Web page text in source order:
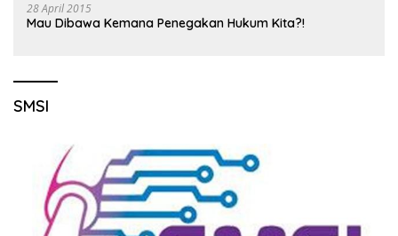
28 April 2015
Mau Dibawa Kemana Penegakan Hukum Kita?!
SMSI